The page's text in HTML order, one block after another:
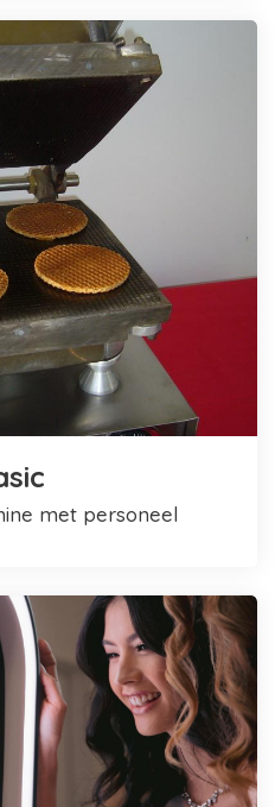
met personeel